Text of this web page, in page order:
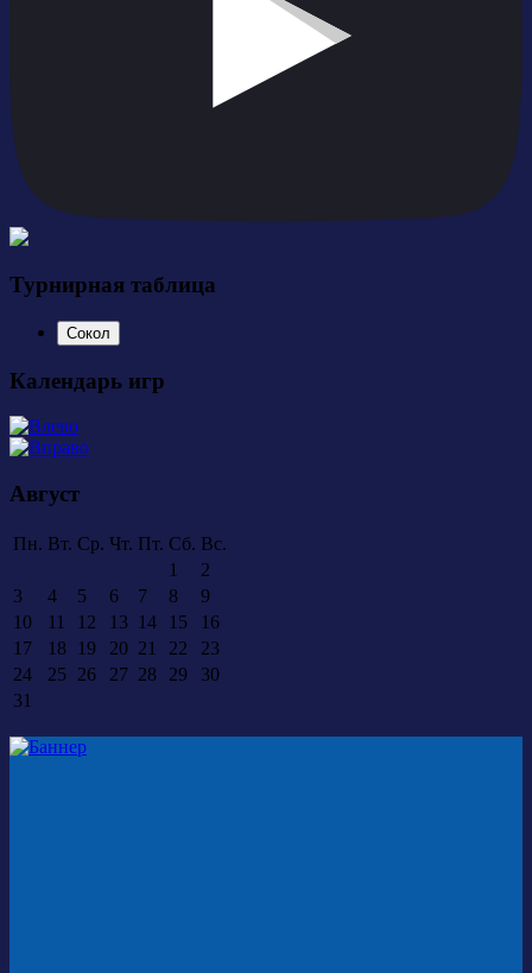
Турнирная таблица
Сокол
Календарь игр
Август
Пн. Вт. Ср. Чт. Пт. Сб. Вс.
1
2
3
4 5 6 7 8
9
10
11 12 13 14 15
16
17
18 19 20 21 22
23
24
25 26 27 28 29
30
31